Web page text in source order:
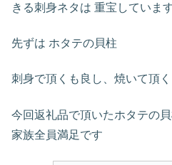
きる刺身ネタは 重宝していま
先ずは ホタテの貝柱
刺身で頂くも良し、焼いて頂
今回返礼品で頂いたホタテの
家族全員満足です